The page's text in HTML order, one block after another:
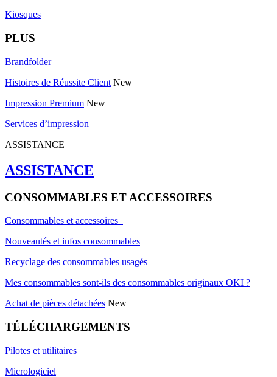
Kiosques
PLUS
Brandfolder
Histoires de Réussite Client New
Impression Premium New
Services d’impression
ASSISTANCE
ASSISTANCE
CONSOMMABLES ET ACCESSOIRES
Consommables et accessoires
Nouveautés et infos consommables
Recyclage des consommables usagés
Mes consommables sont-ils des consommables originaux OKI ?
Achat de pièces détachées New
TÉLÉCHARGEMENTS
Pilotes et utilitaires
Micrologiciel